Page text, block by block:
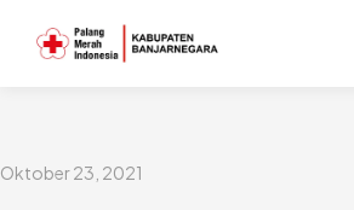
Oktober 23, 2021